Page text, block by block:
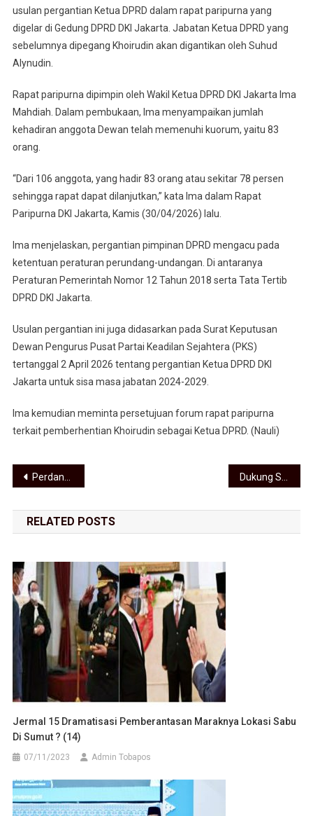
usulan pergantian Ketua DPRD dalam rapat paripurna yang
digelar di Gedung DPRD DKI Jakarta. Jabatan Ketua DPRD yang
sebelumnya dipegang Khoirudin akan digantikan oleh Suhud
Alynudin.
Rapat paripurna dipimpin oleh Wakil Ketua DPRD DKI Jakarta Ima
Mahdiah. Dalam pembukaan, Ima menyampaikan jumlah
kehadiran anggota Dewan telah memenuhi kuorum, yaitu 83
orang.
“Dari 106 anggota, yang hadir 83 orang atau sekitar 78 persen
sehingga rapat dapat dilanjutkan,” kata Ima dalam Rapat
Paripurna DKI Jakarta, Kamis (30/04/2026) lalu.
Ima menjelaskan, pergantian pimpinan DPRD mengacu pada
ketentuan peraturan perundang-undangan. Di antaranya
Peraturan Pemerintah Nomor 12 Tahun 2018 serta Tata Tertib
DPRD DKI Jakarta.
Usulan pergantian ini juga didasarkan pada Surat Keputusan
Dewan Pengurus Pusat Partai Keadilan Sejahtera (PKS)
tertanggal 2 April 2026 tentang pergantian Ketua DPRD DKI
Jakarta untuk sisa masa jabatan 2024-2029.
Ima kemudian meminta persetujuan forum rapat paripurna
terkait pemberhentian Khoirudin sebagai Ketua DPRD. (Nauli)
Navigasi pos
Perdana di Sumatera Utara: Maxim Selenggarakan Kompetisi Cerdas Cermat, Tingkatkan Kompetensi Pelajar
RELATED POSTS
Jermal 15 Dramatisasi Pemberantasan Maraknya Lokasi Sabu
Di Sumut ? (14)
07/11/2023 Admin Tobapos